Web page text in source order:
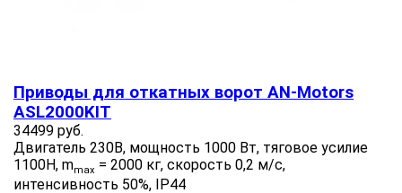
Приводы для откатных ворот AN-Motors
ASL2000KIT
34499 руб.
Двигатель 230В, мощность 1000 Вт, тяговое усилие
1100Н, mmax = 2000 кг, скорость 0,2 м/с,
интенсивность 50%, IP44